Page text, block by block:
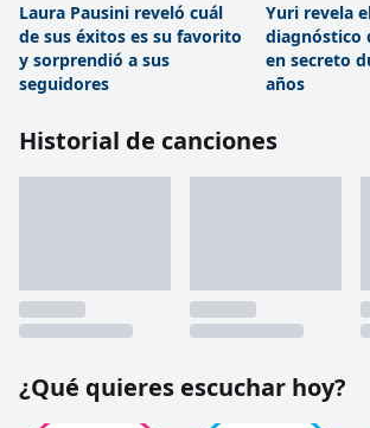
Laura Pausini reveló cuál
de sus éxitos es su favorito
y sorprendió a sus
seguidores
Yuri revela
diagnóstico
en secreto
años
Historial de canciones
¿Qué quieres escuchar hoy?